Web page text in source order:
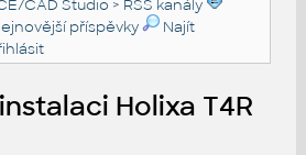
CAD Studio > RSS kanály
příspěvky
Najít
Holixa T4R